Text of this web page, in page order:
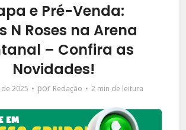
e Pré-Venda:
N Roses na Arena
– Confira as
Novidades!
2025 por Redação 2 min de leitura